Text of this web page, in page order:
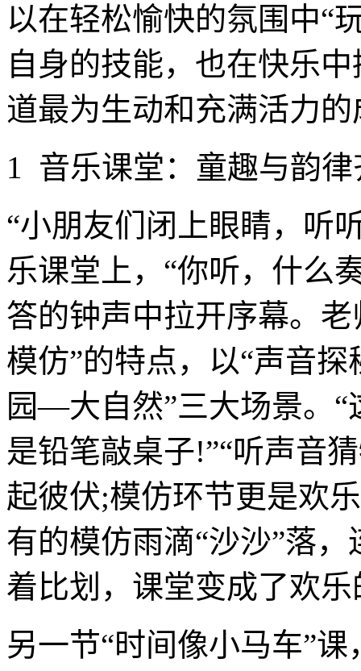
以在轻松愉快的氛围中“
自身的技能，也在快乐
道最为生动和充满活力
1 音乐课堂：童趣与韵律
“小朋友们闭上眼睛，听
乐课堂上，“你听，什么
答的钟声中拉开序幕。
模仿”的特点，以“声音
园—大自然”三大场景。“
是铅笔敲桌子!”“听声音
起彼伏;模仿环节更是欢
有的模仿雨滴“沙沙”落
着比划，课堂变成了欢
另一节“时间像小马车”